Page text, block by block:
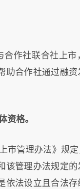
作社联合社上市
助合作社通过融资
资格。
市管理办法》规
该管理办法规定
依法设立且合法